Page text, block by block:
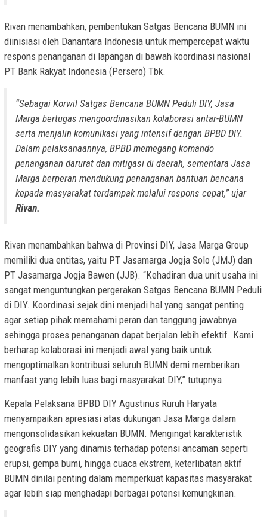
Rivan menambahkan, pembentukan Satgas Bencana BUMN ini
diinisiasi oleh Danantara Indonesia untuk mempercepat waktu
respons penanganan di lapangan di bawah koordinasi nasional
PT Bank Rakyat Indonesia (Persero) Tbk.
“Sebagai Korwil Satgas Bencana BUMN Peduli DIY, Jasa
Marga bertugas mengoordinasikan kolaborasi antar-BUMN
serta menjalin komunikasi yang intensif dengan BPBD DIY.
Dalam pelaksanaannya, BPBD memegang komando
penanganan darurat dan mitigasi di daerah, sementara Jasa
Marga berperan mendukung penanganan bantuan bencana
kepada masyarakat terdampak melalui respons cepat,” ujar
Rivan.
Rivan menambahkan bahwa di Provinsi DIY, Jasa Marga Group
memiliki dua entitas, yaitu PT Jasamarga Jogja Solo (JMJ) dan
PT Jasamarga Jogja Bawen (JJB). “Kehadiran dua unit usaha ini
sangat menguntungkan pergerakan Satgas Bencana BUMN Peduli
di DIY. Koordinasi sejak dini menjadi hal yang sangat penting
agar setiap pihak memahami peran dan tanggung jawabnya
sehingga proses penanganan dapat berjalan lebih efektif. Kami
berharap kolaborasi ini menjadi awal yang baik untuk
mengoptimalkan kontribusi seluruh BUMN demi memberikan
manfaat yang lebih luas bagi masyarakat DIY,” tutupnya.
Kepala Pelaksana BPBD DIY Agustinus Ruruh Haryata
menyampaikan apresiasi atas dukungan Jasa Marga dalam
mengonsolidasikan kekuatan BUMN. Mengingat karakteristik
geografis DIY yang dinamis terhadap potensi ancaman seperti
erupsi, gempa bumi, hingga cuaca ekstrem, keterlibatan aktif
BUMN dinilai penting dalam memperkuat kapasitas masyarakat
agar lebih siap menghadapi berbagai potensi kemungkinan.